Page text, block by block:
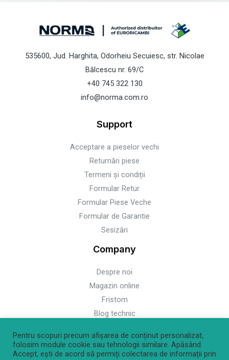
535600, Jud. Harghita, Odorheiu Secuiesc, str. Nicolae
Bălcescu nr. 69/C
+40 745 322 130
info@norma.com.ro
Support
Acceptare a pieselor vechi
Returnări piese
Termeni și condiții
Formular Retur
Formular Piese Veche
Formular de Garantie
Sesizări
Company
Despre noi
Magazin online
Fristom
Blog technic
Pentru scopuri precum afișarea de conținut personalizat,
folosim module cookie sau tehnologii similare. Apăsând
Accept, ești de acord să permiți colectarea de informații prin